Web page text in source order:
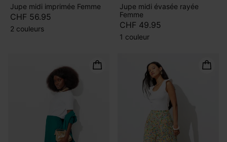
Jupe midi imprimée Femme
CHF 56.95
2 couleurs
Jupe midi évasée rayée
Femme
CHF 49.95
1 couleur